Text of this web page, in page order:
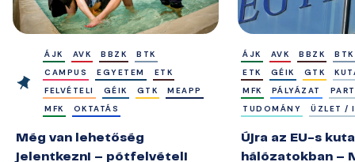
ÁJK AVK BBZK
BTK
CAMPUS
EGYETEM
ETK
FELVÉTELI
GÉIK GTK
MEAPP
MFK
OKTATÁS
Még van lehetőség
jelentkezni – pótfelvételi
ÁJK AVK BBZK
BTK
ETK
GÉIK GTK
MFK
PÁLYÁZAT
TUDOMÁNY
ÜZLET /
Újra az EU-s
hálózatokban –